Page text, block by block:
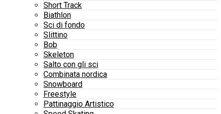
Short Track
Biathlon
Sci di fondo
Slittino
Bob
Skeleton
Salto con gli sci
Combinata nordica
Snowboard
Freestyle
Pattinaggio Artistico